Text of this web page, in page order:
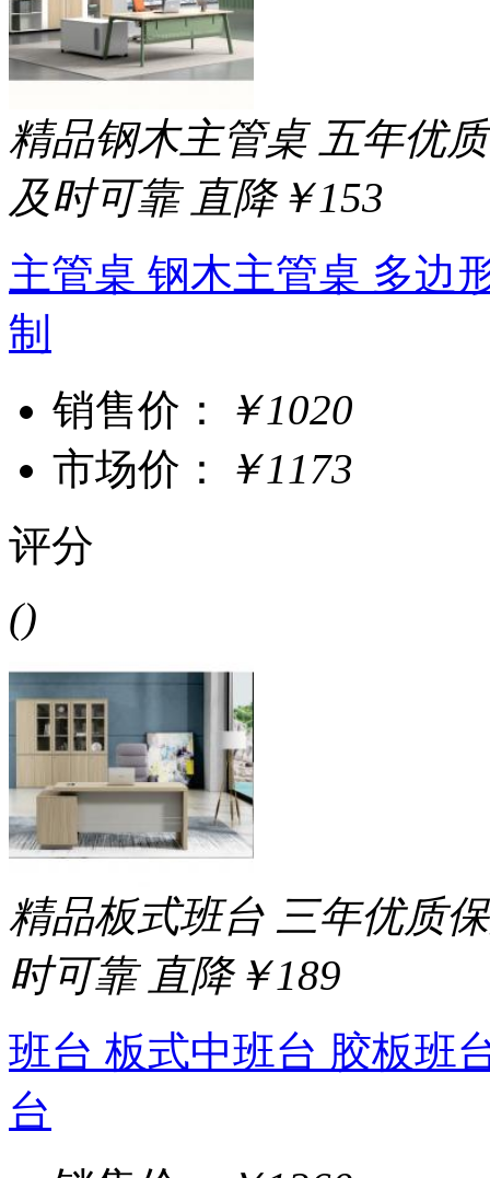
精品钢木主管桌 五年优
及时可靠 直降￥153
主管桌 钢木主管桌 多边
制
销售价：
￥1020
市场价：
￥1173
评分
()
精品板式班台 三年优质
时可靠 直降￥189
班台 板式中班台 胶板班
台